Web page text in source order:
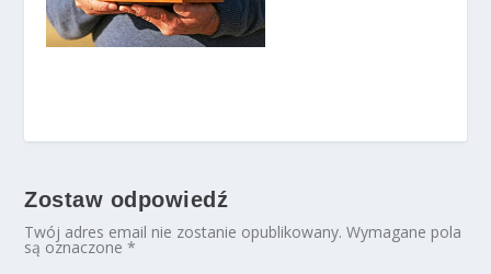
Zostaw odpowiedź
Twój adres email nie zostanie opublikowany. Wymagane pola
są oznaczone*